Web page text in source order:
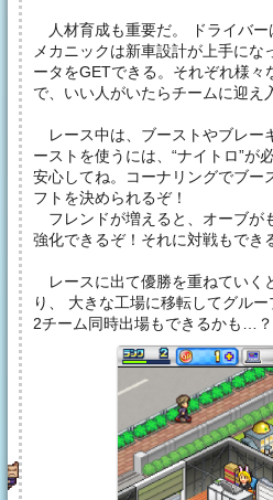
人材育成も重要だ。 ドライバー
メカニックは新車設計が上手に
ータをGETできる。それぞれ様々
で、いい人がいたらチームに迎え
レース中は、ブーストやブレー
ーストを使うには、“ナイトロ”が
安心してね。コーナリングでブー
フトを決められるぞ！
フレンドが増えると、オーブが
強化できるぞ！それに対戦もでき
レースに出て優勝を重ねていく
り、 大きな工場に移転してグルー
2チーム同時出場もできるかも…？